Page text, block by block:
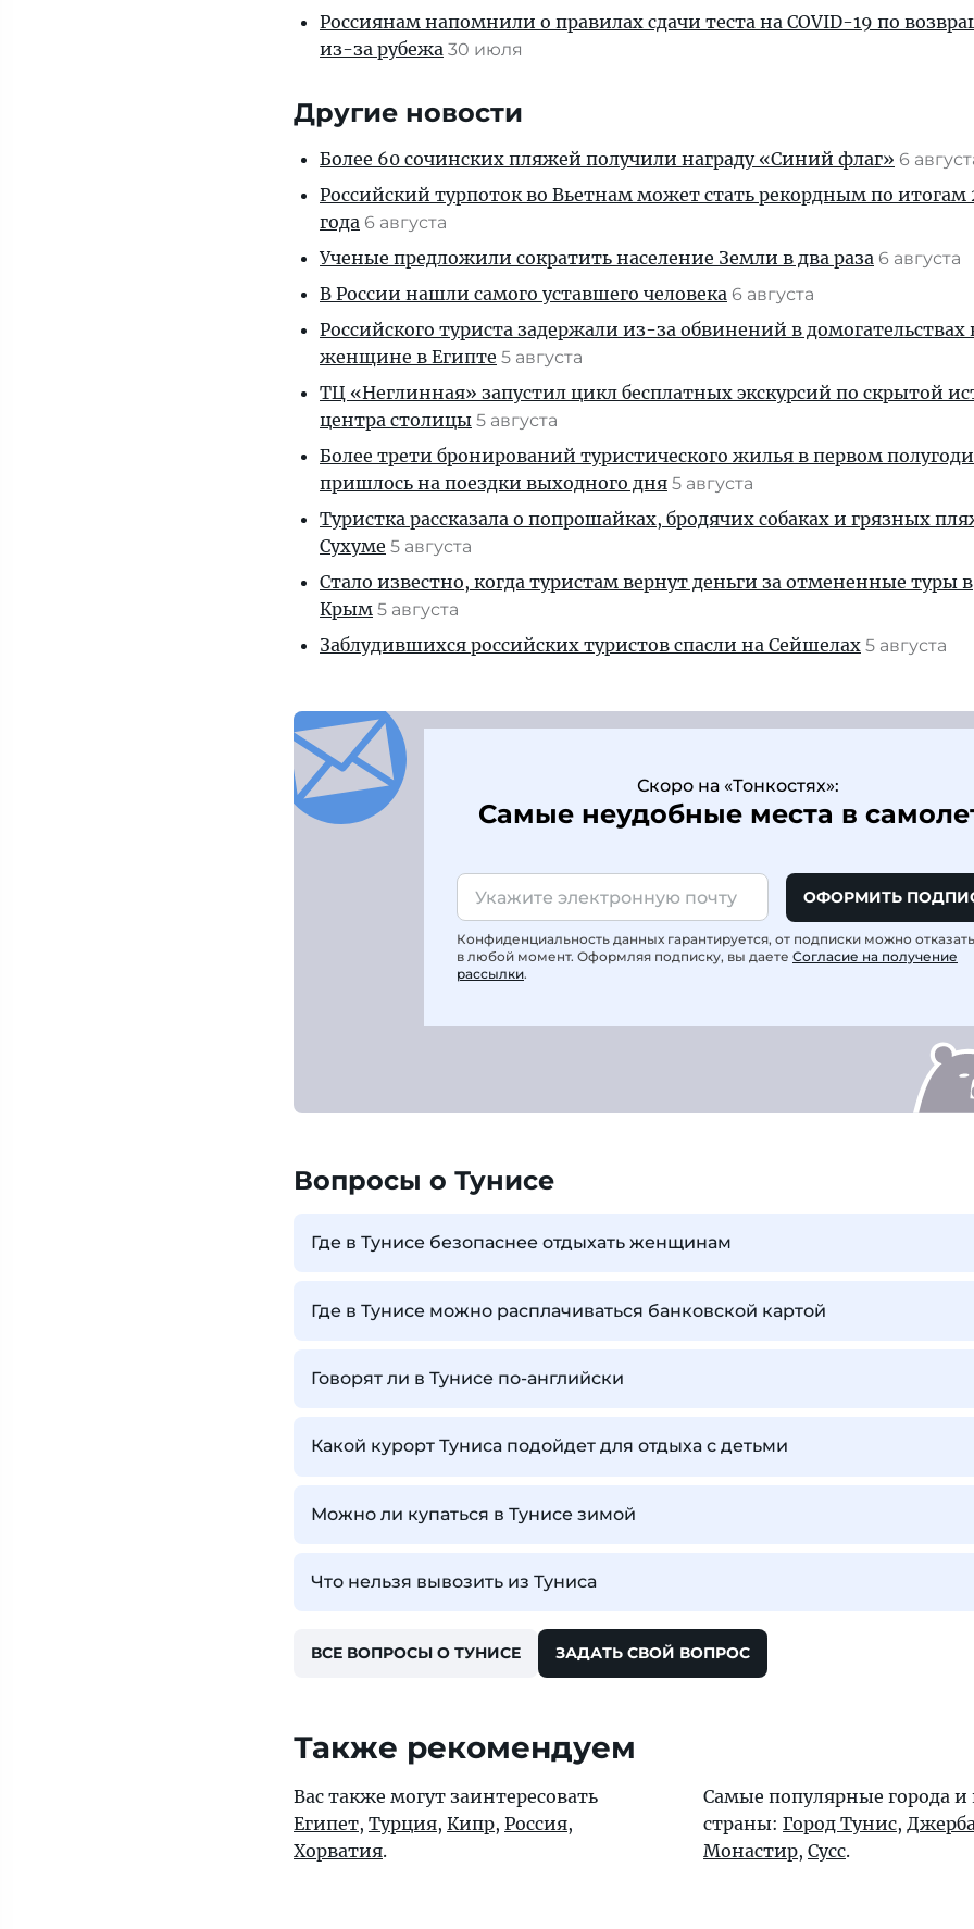
Россиянам напомнили о правилах сдачи теста на COVID-19 по
из-за рубежа 30 июля
Другие новости
Более 60 сочинских пляжей получили награду «Синий флаг» 6
Российский турпоток во Вьетнам может стать рекордным по итогам
года 6 августа
Ученые предложили сократить население Земли в два раза 6 августа
В России нашли самого уставшего человека 6 августа
Российского туриста задержали из-за обвинений в домогательствах
женщине в Египте 5 августа
ТЦ «Неглинная» запустил цикл бесплатных экскурсий по скрытой
центра столицы 5 августа
Более трети бронирований туристического жилья в первом
пришлось на поездки выходного дня 5 августа
Туристка рассказала о попрошайках, бродячих собаках и грязных
Сухуме 5 августа
Стало известно, когда туристам вернут деньги за отмененные туры в
Крым 5 августа
Заблудившихся российских туристов спасли на Сейшелах 5 августа
Скоро на «Тонкостях»:
Самые неудобные места в
ОФОРМИТЬ
Конфиденциальность данных гарантируется, от подписки можно
в любой момент. Оформляя подписку, вы даете Согласие на получение
рассылки.
Вопросы о Тунисе
Где в Тунисе безопаснее отдыхать женщинам
Где в Тунисе можно расплачиваться банковской картой
Говорят ли в Тунисе по-английски
Какой курорт Туниса подойдет для отдыха с детьми
Можно ли купаться в Тунисе зимой
Что нельзя вывозить из Туниса
ВСЕ ВОПРОСЫ О ТУНИСЕ ЗАДАТЬ СВОЙ ВОПРОС
Также рекомендуем
Вас также могут заинтересовать
Египет, Турция, Кипр, Россия,
Хорватия.
Самые популярные города и
страны: Город Тунис,
Монастир, Сусс.